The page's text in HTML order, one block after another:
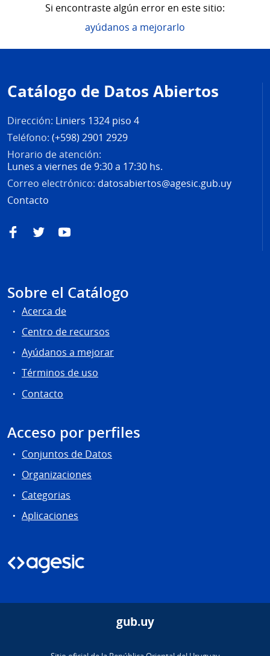
Si encontraste algún error en este sitio:
ayúdanos a mejorarlo
de
página
Catálogo de Datos Abiertos
Dirección: Liniers 1324 piso 4
Teléfono: (+598) 2901 2929
Horario de atención:
Lunes a viernes de 9:30 a 17:30 hs.
Correo electrónico: datosabiertos@agesic.gub.uy
Contacto
FacebookTwitterYouTube
Sobre el Catálogo
Acerca de
Centro de recursos
Ayúdanos a mejorar
Términos de uso
Contacto
Acceso por perfiles
Conjuntos de Datos
Organizaciones
Categorias
Aplicaciones
gub.uy